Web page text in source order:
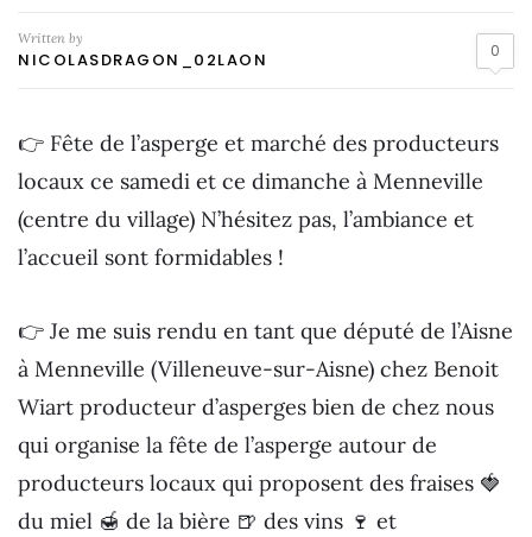
Written by
NICOLASDRAGON_02LAON 0
👉 Fête de l’asperge et marché des producteurs
locaux ce samedi et ce dimanche à Menneville
(centre du village) N’hésitez pas, l’ambiance et
l’accueil sont formidables !
👉 Je me suis rendu en tant que député de l’Aisne
à Menneville (Villeneuve-sur-Aisne) chez Benoit
Wiart producteur d’asperges bien de chez nous
qui organise la fête de l’asperge autour de
producteurs locaux qui proposent des fraises 🍓
du miel 🍯 de la bière 🍺 des vins 🍷 et